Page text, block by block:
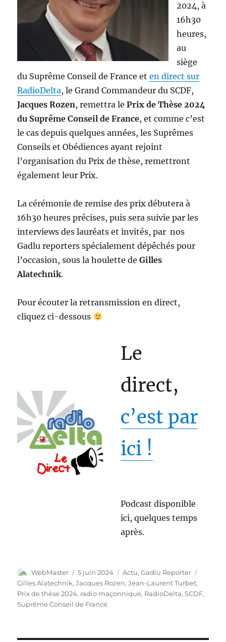
2024, à
16h30
heures,
au
siège
du Suprême Conseil de France eten direct sur
RadioDelta, le Grand Commandeur du SCDF,
Jacques Rozen, remettra lePrix de Thèse 2024
du Suprême Conseil de France, et comme c’est
le cas depuis quelques années, les Suprêmes
Conseils et Obédiences ayant rejoint
l’organisation du Prix de thèse, remettront
également leur Prix.
La cérémonie de remise des prix débutera à
16h30 heures précises, puis sera suivie par les
interviews des lauréats et invités, par nos
Gadlu reporters spécialement dépêchés pour
l’occasion, sous la houlette deGilles
Alatechnik.
Pour écouter la retransmission en direct,
cliquez ci-dessous
Le
direct,
c’est par
ici !
Podcast disponible
ici, quelques temps
après.
Auteur
WebMaster
Publié
le
5 juin 2024 Catégories
Actu,Gadlu Reporter
Gilles Alatechnik,Jacques Rozen,Jean-Laurent Turbet,
Prix de thèse 2024, radio maçonnique, RadioDelta,SCDF,
Suprême Conseil de France